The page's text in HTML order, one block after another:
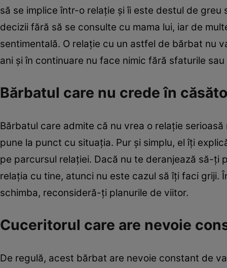
să se implice într-o relaţie şi îi este destul de
decizii fără să se consulte cu mama lui, iar de
sentimentală. O relaţie cu un astfel de bărbat nu
ani şi în continuare nu face nimic fără sfaturile sau
Bărbatul care nu crede în
Bărbatul care admite că nu vrea o relaţie
pune la punct cu situaţia. Pur şi simplu, el îţi
pe parcursul relaţiei. Dacă nu te deranjează să-ţi
relaţia cu tine, atunci nu este cazul să îţi faci griji.
schimba, reconsideră-ţi planurile de viitor.
Cuceritorul care are nevoie
De regulă, acest bărbat are nevoie constant de